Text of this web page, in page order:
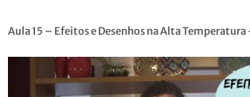
Aula 15 – Efeitos e Desenhos na Alta Temperatura